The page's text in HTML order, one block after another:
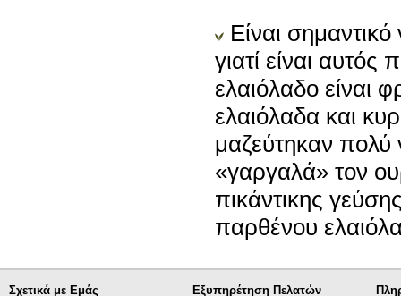
Είναι
γιατί είναι
ελαιόλαδο είναι
ελαιόλαδα και
μαζεύτηκαν πολύ
«γαργαλά» τον
πικάντικης
παρθένου
Σχετικά με Εμάς Εξυπηρέτηση Πελατών